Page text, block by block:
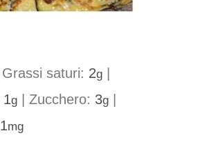
Grassi saturi: 2g
1g |Zucchero: 3g
1mg